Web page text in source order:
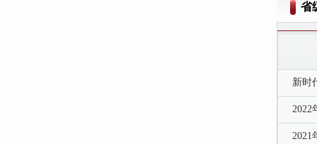
省
新时
2022
2021